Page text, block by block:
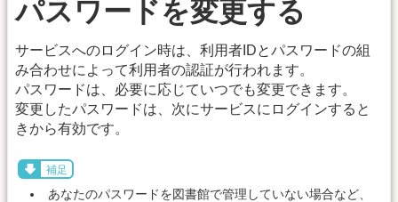
パスワードを変更する
サービスへのログイン時は、利用者IDとパスワードの組
み合わせによって利用者の認証が行われます。
パスワードは、必要に応じていつでも変更できます。
変更したパスワードは、次にサービスにログインすると
きから有効です。
補足
あなたのパスワードを図書館で管理していない場合など、